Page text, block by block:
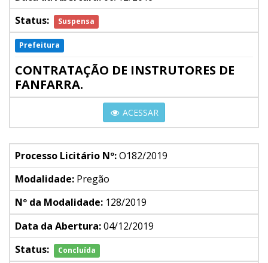
Status:
Suspensa
Prefeitura
CONTRATAÇÃO DE INSTRUTORES DE
FANFARRA.
ACESSAR
Processo Licitário Nº:O182/2019
Modalidade: Pregão
Nº da Modalidade: 128/2019
Data da Abertura:04/12/2019
Status:
Concluída